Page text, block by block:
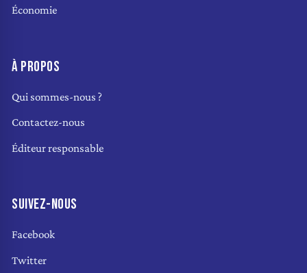
Économie
À PROPOS
Qui sommes-nous ?
Contactez-nous
Éditeur responsable
SUIVEZ-NOUS
Facebook
Twitter